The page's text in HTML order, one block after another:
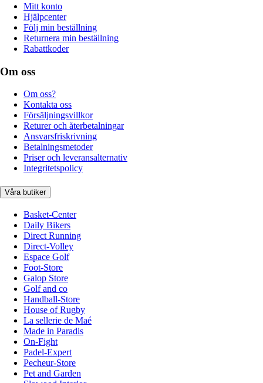
Mitt konto
Hjälpcenter
Följ min beställning
Returnera min beställning
Rabattkoder
Om oss
Om oss?
Kontakta oss
Försäljningsvillkor
Returer och återbetalningar
Ansvarsfriskrivning
Betalningsmetoder
Priser och leveransalternativ
Integritetspolicy
Våra butiker
Basket-Center
Daily Bikers
Direct Running
Direct-Volley
Espace Golf
Foot-Store
Galop Store
Golf and co
Handball-Store
House of Rugby
La sellerie de Maé
Made in Paradis
On-Fight
Padel-Expert
Pecheur-Store
Pet and Garden